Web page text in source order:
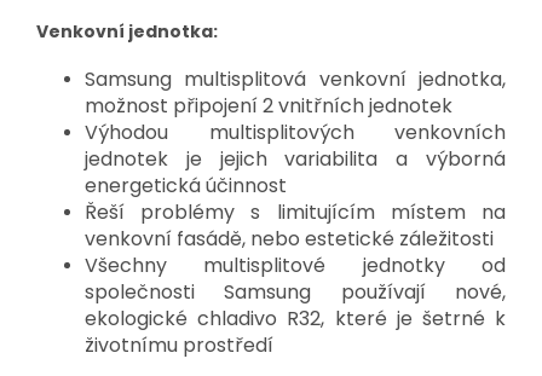
Venkovní jednotka:
Samsung multisplitová venkovní jednotka,
možnost připojení 2 vnitřních jednotek
Výhodou multisplitových venkovních
jednotek je jejich variabilita a výborná
energetická účinnost
Řeší problémy s limitujícím místem na
venkovní fasádě, nebo estetické záležitosti
Všechny multisplitové jednotky od
společnosti Samsung používají nové,
ekologické chladivo R32, které je šetrné k
životnímu prostředí